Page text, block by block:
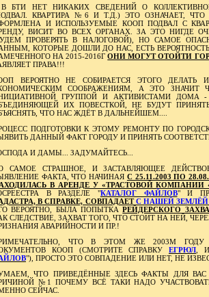
БТИ НЕТ НИКАКИХ СВЕДЕНИЙ О
КВАРТИРА №6 И Т.Д.) ЭТО ОЗНАЧАЕТ,
И ИСПОЛЬЗУЕМЫЕ КООП ПОДВАЛ С
ВИСИТ ВО ВСЕХ ОРГАНАХ. ЗА ЭТО НИГДЕ
ПРОВЕРЯТЬ В НАЛОГОВОЙ), НО САМОЕ
КОТОРЫЕ ДОШЛИ ДО НАС, ЕСТЬ
НА 2015-2016ГОНИ МОГУТ ОТОЙТИ
ПРАВА!!!
ВЕРОЯТНО НЕ СОБИРАЕТСЯ ЭТОГО
СООБРАЖЕНИЯМ, А ЭТО ЗНАЧИТ
ГРУППОЙ И АКТИВИСТАМИ ДОМА
ИХ ПОВЕСТКОЙ, НЕ БУДУТ
ЧТО НАС ЖДЁТ В ДАЛЬНЕЙШЕМ....
ПОДГОТОВКИ К ЭТОМУ РЕМОНТУ ПО
ДАННЫЙ ФАКТ ГОРОДУ И ПРИНЯТЬ
И ДАМЫ... ЗАДУМАЙТЕСЬ...
САМОЕ СТРАШНОЕ, И ЗАСТАВЛЯЮЩЕЕ
ФАКТА, ЧТО НАЧИНАЯ С 25.11.2003 ПО
В АРЕНДЕ У «ТРАСТОВОЙ КОМПАНИИ
В РАЗДЕЛЕ "КАТАЛОГ ФАЙЛОВ" И
В СПРАВКЕ, СОВПАДАЕТС НАШЕЙ
ВЕРОЯТНО, БЫЛА ПОПЫТКАРЕЙДЕРСКОГО
СЛЕДСТВИЕ, ЗАХВАТ ТОГО, ЧТО СТОИТ НА НЕЙ,
АВАРИЙНОСТИ И ПР.!
ЧТО В ЭТОМ ЖЕ 2003М ГОДУ
КООП (СМОТРИТЕ СПРАВКУ ЕГРЮЛ ,
"), ПРОСТО ЭТО СОВПАДЕНИЕ ИЛИ НЕТ, НЕ
ЧТО ПРИВЕДЁННЫЕ ЗДЕСЬ ФАКТЫ ДЛЯ
№1 ПОЧЕМУ ВСЁ ТАКИ НАДО
СЕЙЧАС.